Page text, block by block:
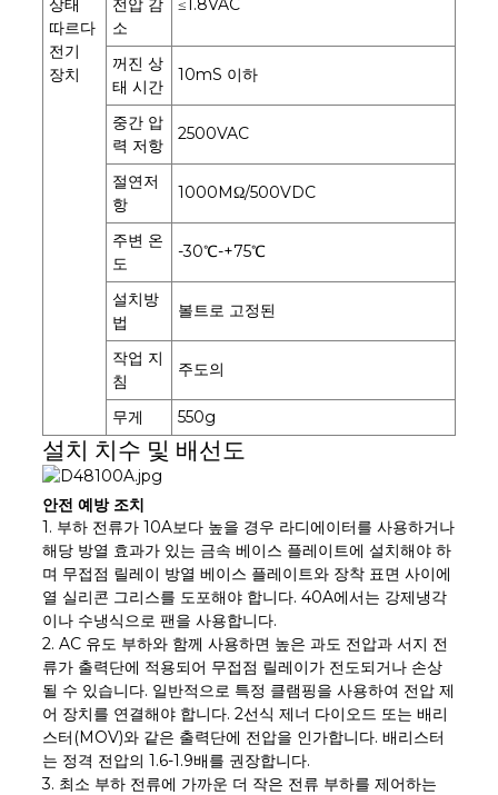
상태
따르다
전기
장치
전압 감
소
≤1.8VAC
꺼진 상
태 시간
10mS 이하
중간 압
력 저항
2500VAC
절연저
항
1000MΩ/500VDC
주변 온
도
-30℃-+75℃
설치방
법
볼트로 고정된
작업 지
침
주도의
무게 550g
설치 치수 및 배선도
안전 예방 조치
1. 부하 전류가 10A보다 높을 경우 라디에이터를 사용하거나
해당 방열 효과가 있는 금속 베이스 플레이트에 설치해야 하
며 무접점 릴레이 방열 베이스 플레이트와 장착 표면 사이에
열 실리콘 그리스를 도포해야 합니다. 40A에서는 강제냉각
이나 수냉식으로 팬을 사용합니다.
2. AC 유도 부하와 함께 사용하면 높은 과도 전압과 서지 전
류가 출력단에 적용되어 무접점 릴레이가 전도되거나 손상
될 수 있습니다. 일반적으로 특정 클램핑을 사용하여 전압 제
어 장치를 연결해야 합니다. 2선식 제너 다이오드 또는 배리
스터(MOV)와 같은 출력단에 전압을 인가합니다. 배리스터
는 정격 전압의 1.6-1.9배를 권장합니다.
3. 최소 부하 전류에 가까운 더 작은 전류 부하를 제어하는 ​​